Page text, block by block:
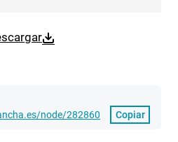
node/282860
Copiar